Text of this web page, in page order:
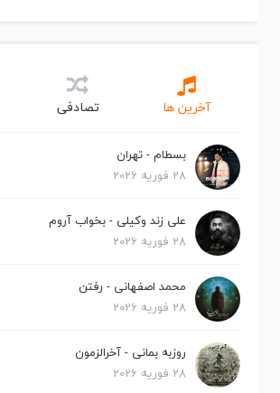
آخرین ها تصادفی
بسطام - تهران
28 فوریه 2026
علی زند وکیلی - بخواب آروم
28 فوریه 2026
محمد اصفهانی - رفتن
28 فوریه 2026
روزبه بمانی - آخرالزمون
28 فوریه 2026